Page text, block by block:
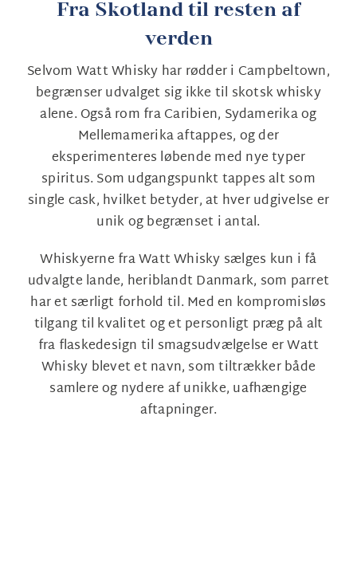
Fra Skotland til resten af
verden
Selvom Watt Whisky har rødder i Campbeltown,
begrænser udvalget sig ikke til skotsk whisky
alene. Også rom fra Caribien, Sydamerika og
Mellemamerika aftappes, og der
eksperimenteres løbende med nye typer
spiritus. Som udgangspunkt tappes alt som
single cask, hvilket betyder, at hver udgivelse er
unik og begrænset i antal.
Whiskyerne fra Watt Whisky sælges kun i få
udvalgte lande, heriblandt Danmark, som parret
har et særligt forhold til. Med en kompromisløs
tilgang til kvalitet og et personligt præg på alt
fra flaskedesign til smagsudvælgelse er Watt
Whisky blevet et navn, som tiltrækker både
samlere og nydere af unikke, uafhængige
aftapninger.